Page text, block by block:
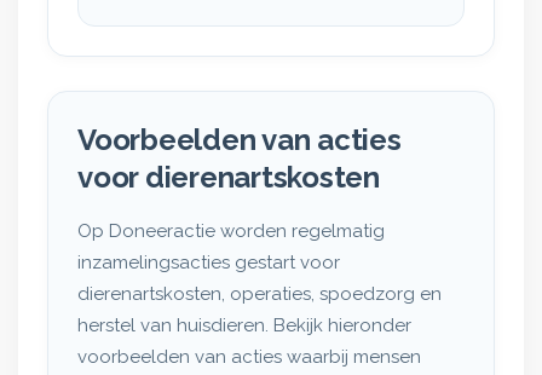
Voorbeelden van acties
voor dierenartskosten
Op Doneeractie worden regelmatig
inzamelingsacties gestart voor
dierenartskosten, operaties, spoedzorg en
herstel van huisdieren. Bekijk hieronder
voorbeelden van acties waarbij mensen